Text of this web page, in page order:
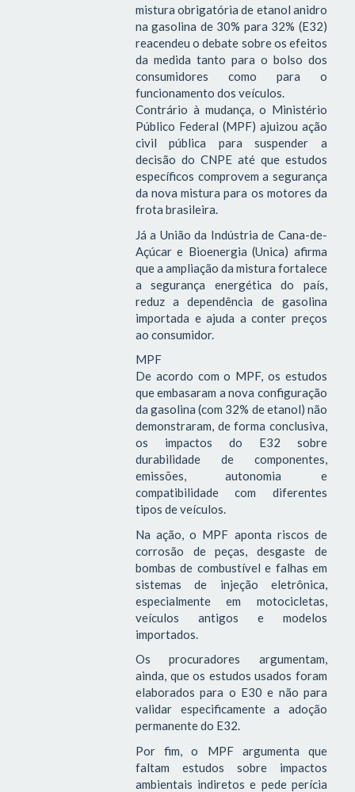
mistura obrigatória de etanol anidro
na gasolina de 30% para 32% (E32)
reacendeu o debate sobre os efeitos
da medida tanto para o bolso dos
consumidores como para o
funcionamento dos veículos.
Contrário à mudança, o Ministério
Público Federal (MPF) ajuizou ação
civil pública para suspender a
decisão do CNPE até que estudos
específicos comprovem a segurança
da nova mistura para os motores da
frota brasileira.
Já a União da Indústria de Cana-de-
Açúcar e Bioenergia (Unica) afirma
que a ampliação da mistura fortalece
a segurança energética do país,
reduz a dependência de gasolina
importada e ajuda a conter preços
ao consumidor.
MPF
De acordo com o MPF, os estudos
que embasaram a nova configuração
da gasolina (com 32% de etanol) não
demonstraram, de forma conclusiva,
os impactos do E32 sobre
durabilidade de componentes,
emissões, autonomia e
compatibilidade com diferentes
tipos de veículos.
Na ação, o MPF aponta riscos de
corrosão de peças, desgaste de
bombas de combustível e falhas em
sistemas de injeção eletrônica,
especialmente em motocicletas,
veículos antigos e modelos
importados.
Os procuradores argumentam,
ainda, que os estudos usados foram
elaborados para o E30 e não para
validar especificamente a adoção
permanente do E32.
Por fim, o MPF argumenta que
faltam estudos sobre impactos
ambientais indiretos e pede perícia